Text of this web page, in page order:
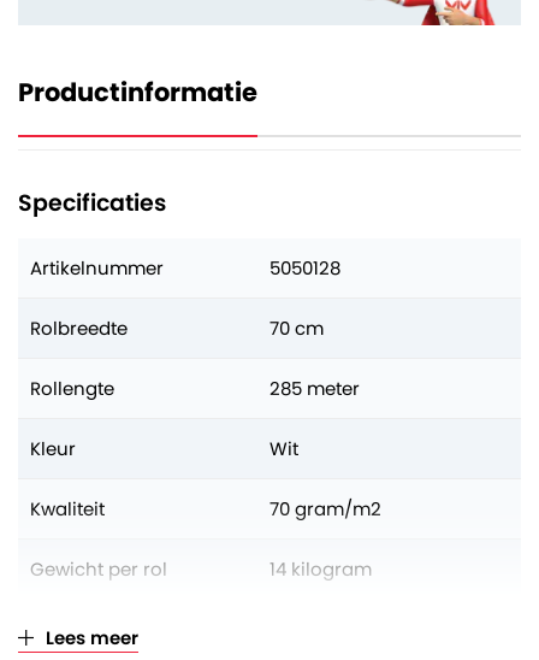
Productinformatie
Specificaties
Artikelnummer 5050128
Rolbreedte 70 cm
Rollengte 285 meter
Kleur Wit
Kwaliteit 70 gram/m2
Gewicht per rol 14 kilogram
Aantal op volle pallet
Lees meer